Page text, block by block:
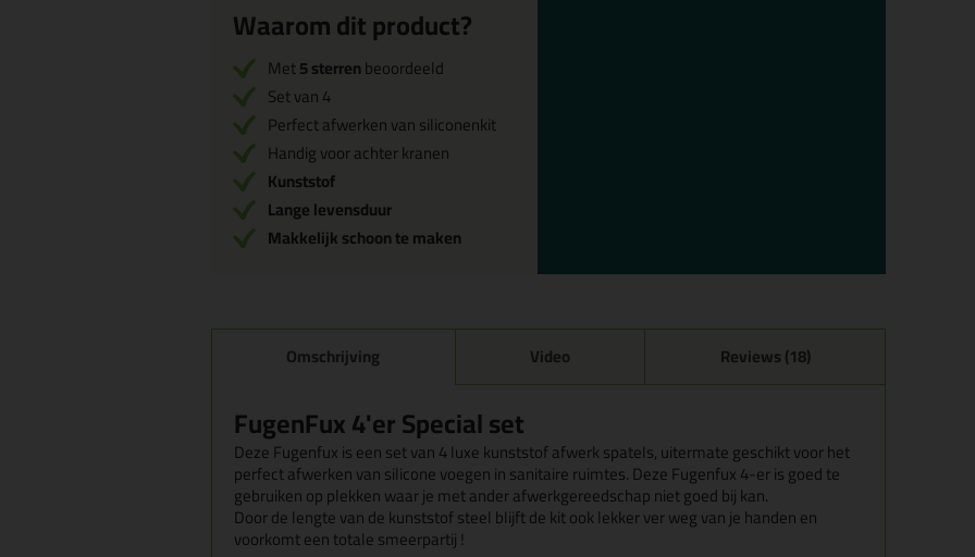
Waarom dit product?
Met5 sterrenbeoordeeld
Set van 4
Perfect afwerken van siliconenkit
Handig voor achter kranen
Kunststof
Lange levensduur
Makkelijk schoon te maken
Omschrijving Video Reviews (18)
FugenFux 4'er Special set
Deze Fugenfux is een set van 4 luxe kunststof afwerk spatels, uitermate geschikt voor het
perfect afwerken van silicone voegen in sanitaire ruimtes. Deze Fugenfux 4-er is goed te
gebruiken op plekken waar je met ander afwerkgereedschap niet goed bij kan.
Door de lengte van de kunststof steel blijft de kit ook lekker ver weg van je handen en
voorkomt een totale smeerpartij !